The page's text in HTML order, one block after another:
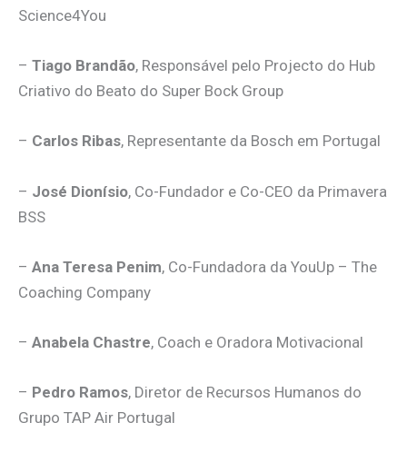
Science4You
– Tiago Brandão, Responsável pelo Projecto do Hub
Criativo do Beato do Super Bock Group
– Carlos Ribas, Representante da Bosch em Portugal
– José Dionísio, Co-Fundador e Co-CEO da Primavera
BSS
– Ana Teresa Penim, Co-Fundadora da YouUp – The
Coaching Company
– Anabela Chastre, Coach e Oradora Motivacional
– Pedro Ramos, Diretor de Recursos Humanos do
Grupo TAP Air Portugal